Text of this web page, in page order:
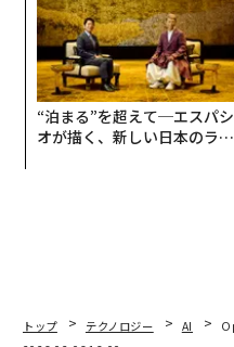
“泊まる”を超えて─エスパシ
オが描く、新しい日本のラグ
トップ テクノロジー AI